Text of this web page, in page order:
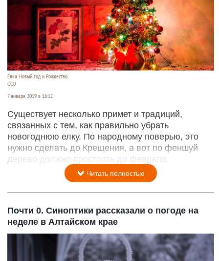
Елка. Новый год и Рождество.
СС0
7 января 2019 в 16:12
Существует несколько примет и традиций,
связанных с тем, как правильно убрать
новогоднюю елку. По народному поверью, это
нужно сделать до Крещения, а вот по феншуй
дерево должно простоять до февраля.
Читать полностью
Почти 0. Синоптики рассказали о погоде на
неделе в Алтайском крае